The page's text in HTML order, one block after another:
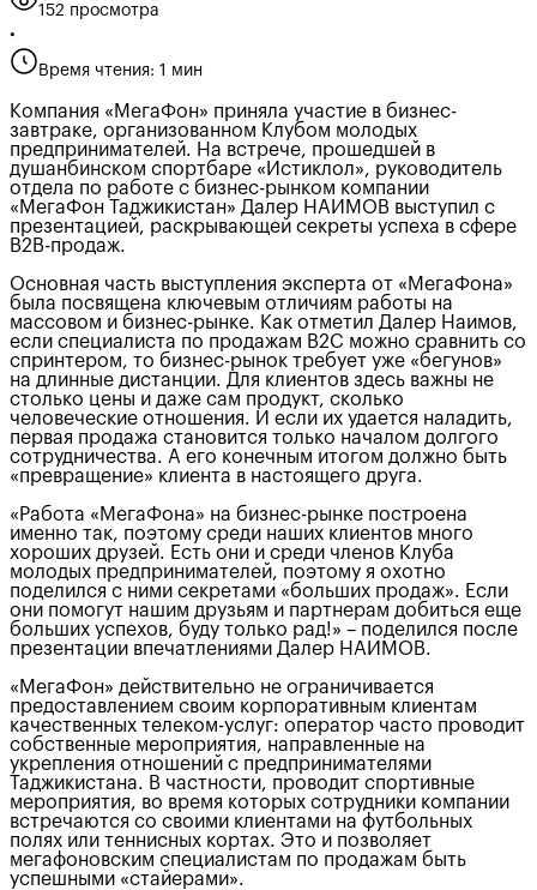
152 просмотра
•
Время чтения: 1 мин
Компания «МегаФон» приняла участие в бизнес-
завтраке, организованном Клубом молодых
предпринимателей. На встрече, прошедшей в
душанбинском спортбаре «Истиклол», руководитель
отдела по работе с бизнес-рынком компании
«МегаФон Таджикистан» Далер НАИМОВ выступил с
презентацией, раскрывающей секреты успеха в сфере
В2В-продаж.
Основная часть выступления эксперта от «МегаФона»
была посвящена ключевым отличиям работы на
массовом и бизнес-рынке. Как отметил Далер Наимов,
если специалиста по продажам В2С можно сравнить со
спринтером, то бизнес-рынок требует уже «бегунов»
на длинные дистанции. Для клиентов здесь важны не
столько цены и даже сам продукт, сколько
человеческие отношения. И если их удается наладить,
первая продажа становится только началом долгого
сотрудничества. А его конечным итогом должно быть
«превращение» клиента в настоящего друга.
«Работа «МегаФона» на бизнес-рынке построена
именно так, поэтому среди наших клиентов много
хороших друзей. Есть они и среди членов Клуба
молодых предпринимателей, поэтому я охотно
поделился с ними секретами «больших продаж». Если
они помогут нашим друзьям и партнерам добиться еще
больших успехов, буду только рад!» – поделился после
презентации впечатлениями Далер НАИМОВ.
«МегаФон» действительно не ограничивается
предоставлением своим корпоративным клиентам
качественных телеком-услуг: оператор часто проводит
собственные мероприятия, направленные на
укрепления отношений с предпринимателями
Таджикистана. В частности, проводит спортивные
мероприятия, во время которых сотрудники компании
встречаются со своими клиентами на футбольных
полях или теннисных кортах. Это и позволяет
мегафоновским специалистам по продажам быть
успешными «стайерами».